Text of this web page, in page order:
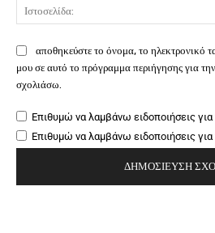
αποθηκεύστε το όνομα, το ηλεκτρονικό
μου σε αυτό το πρόγραμμα περιήγησης για
σχολιάσω.
Επιθυμώ να λαμβάνω ειδοποιήσεις
Επιθυμώ να λαμβάνω ειδοποιήσεις